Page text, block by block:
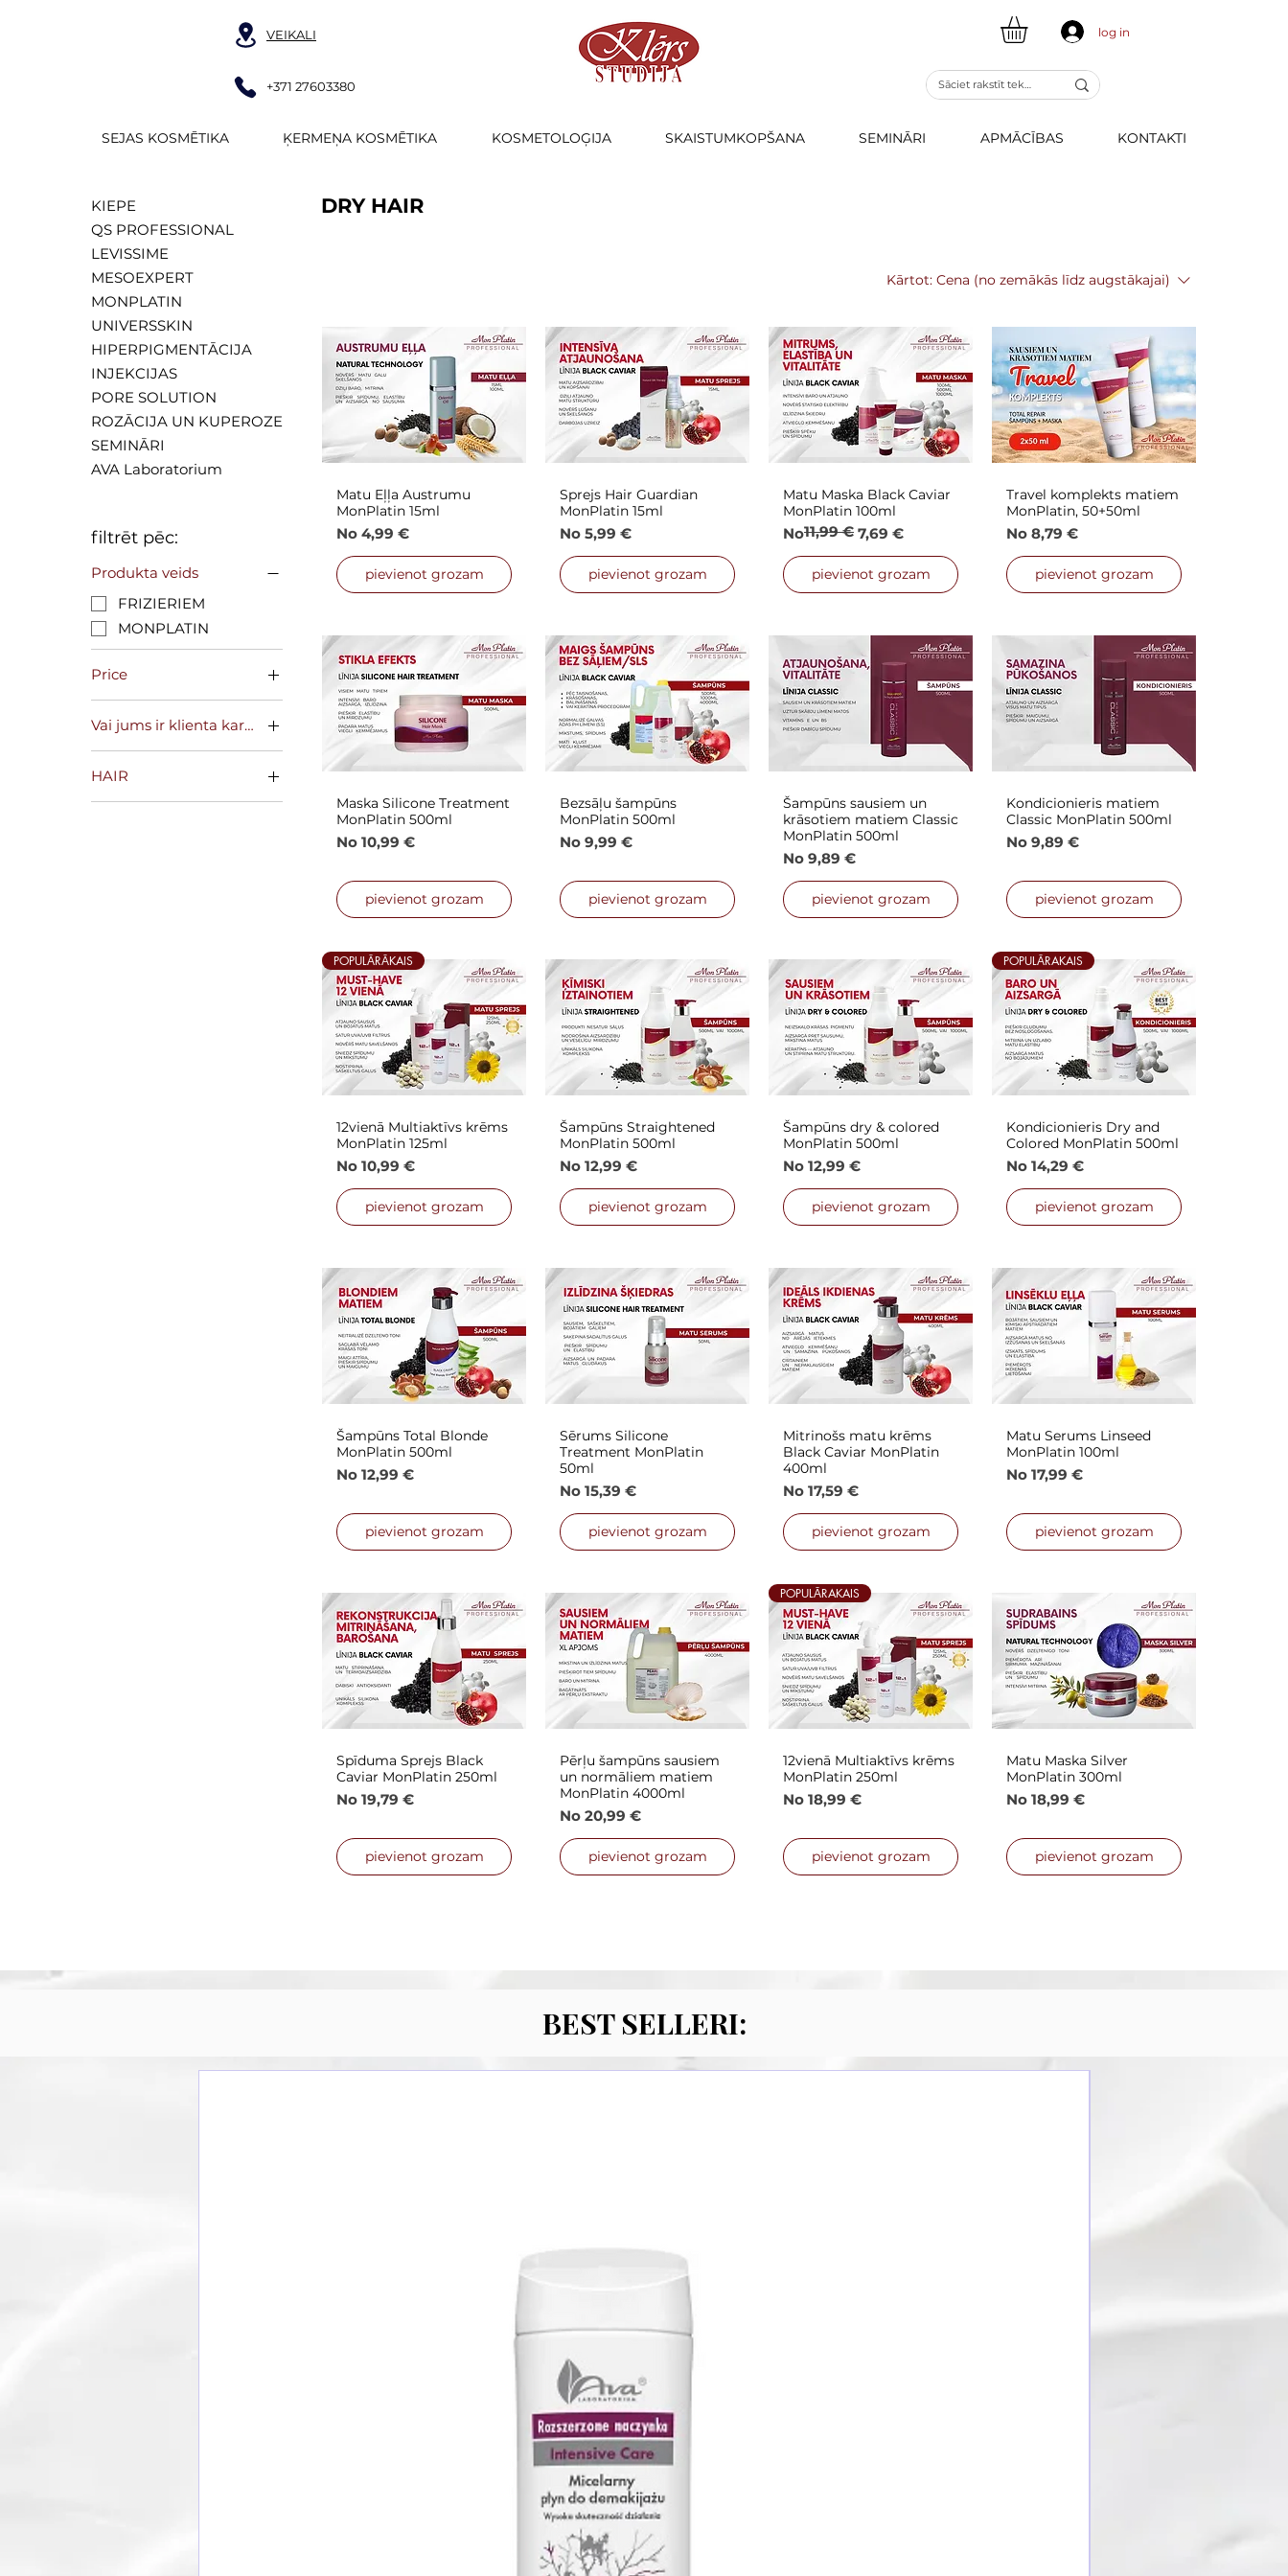
VEIKALI
+371 27603380
log in
SEJAS KOSMĒTIKA ĶERMEŅA KOSMĒTIKA KOSMETOLOĢIJA SKAISTUMKOPŠANA SEMINĀRI APMĀCĪBAS KONTAKTI
KIEPE
QS PROFESSIONAL
LEVISSIME
MESOEXPERT
MONPLATIN
UNIVERSSKIN
HIPERPIGMENTĀCIJA
INJEKCIJAS
PORE SOLUTION
ROZĀCIJA UN KUPEROZE
SEMINĀRI
AVA Laboratorium
filtrēt pēc:
Produkta veids
FRIZIERIEM
MONPLATIN
Price
5 € 72 €
Vai jums ir klienta karte?
Jā
Nē
HAIR
DRY HAIR
DRY HAIR
Kārtot: Cena (no zemākās līdz augstākajai)
Ātrais skats
Matu Eļļa Austrumu
MonPlatin 15ml
No 4,99 €
Izpārdošanas cena
pievienot grozam
Ātrais skats
Sprejs Hair Guardian
MonPlatin 15ml
No 5,99 €
Izpārdošanas cena
pievienot grozam
Ātrais skats
Matu Maska Black Caviar
MonPlatin 100ml
No
Parastā cena
11,99 € 7,69 €
Izpārdošanas cena
pievienot grozam
Ātrais skats
Travel komplekts matiem
MonPlatin, 50+50ml
No 8,79 €
Izpārdošanas cena
pievienot grozam
Ātrais skats
Maska Silicone Treatment
MonPlatin 500ml
No 10,99 €
Izpārdošanas cena
pievienot grozam
Ātrais skats
Bezsāļu šampūns
MonPlatin 500ml
No 9,99 €
Izpārdošanas cena
pievienot grozam
Ātrais skats
Šampūns sausiem un
krāsotiem matiem Classic
MonPlatin 500ml
No 9,89 €
Izpārdošanas cena
pievienot grozam
Ātrais skats
Kondicionieris matiem
Classic MonPlatin 500ml
No 9,89 €
Izpārdošanas cena
pievienot grozam
Ātrais skats
POPULĀRĀKAIS
12vienā Multiaktīvs krēms
MonPlatin 125ml
No 10,99 €
Izpārdošanas cena
pievienot grozam
Ātrais skats
Šampūns Straightened
MonPlatin 500ml
No 12,99 €
Izpārdošanas cena
pievienot grozam
Ātrais skats
Šampūns dry & colored
MonPlatin 500ml
No 12,99 €
Izpārdošanas cena
pievienot grozam
Ātrais skats
POPULĀRAKAIS
Kondicionieris Dry and
Colored MonPlatin 500ml
No 14,29 €
Izpārdošanas cena
pievienot grozam
Ātrais skats
Šampūns Total Blonde
MonPlatin 500ml
No 12,99 €
Izpārdošanas cena
pievienot grozam
Ātrais skats
Sērums Silicone
Treatment MonPlatin
50ml
No 15,39 €
Izpārdošanas cena
pievienot grozam
Ātrais skats
Mitrinošs matu krēms
Black Caviar MonPlatin
400ml
No 17,59 €
Izpārdošanas cena
pievienot grozam
Ātrais skats
Matu Serums Linseed
MonPlatin 100ml
No 17,99 €
Izpārdošanas cena
pievienot grozam
Ātrais skats
Spīduma Sprejs Black
Caviar MonPlatin 250ml
No 19,79 €
Izpārdošanas cena
pievienot grozam
Ātrais skats
Pērļu šampūns sausiem
un normāliem matiem
MonPlatin 4000ml
No 20,99 €
Izpārdošanas cena
pievienot grozam
Ātrais skats
POPULĀRAKAIS
12vienā Multiaktīvs krēms
MonPlatin 250ml
No 18,99 €
Izpārdošanas cena
pievienot grozam
Ātrais skats
Matu Maska Silver
MonPlatin 300ml
No 18,99 €
Izpārdošanas cena
pievienot grozam
BEST SELLERI: